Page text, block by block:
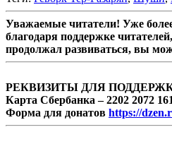
Уважаемые читатели! Уже
благодаря поддержке
продолжал развиваться, вы
РЕКВИЗИТЫ ДЛЯ
Карта Сбербанка – 2202 2072
Форма для донатов https://